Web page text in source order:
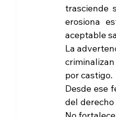
trasciende
erosiona
aceptable
La
por castigo.
Desde ese
del